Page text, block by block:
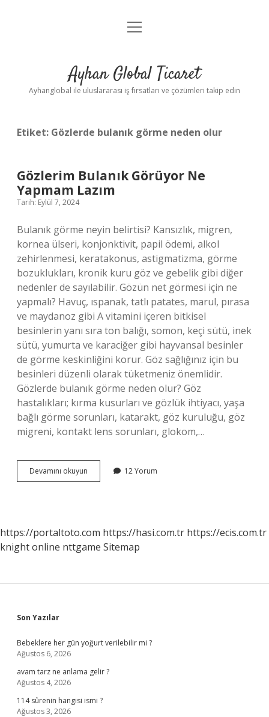
Anasayfa
Yasal Uyarı
menüyü
Ayhan Global Ticaret
Ayhanglobal ile uluslararası iş fırsatları ve çözümleri takip edin
Etiket: Gözlerde bulanık görme neden olur
Gözlerim Bulanık Görüyor Ne
Yapmam Lazım
Tarih: Eylül 7, 2024
Bulanık görme neyin belirtisi? Kansızlık, migren,
kornea ülseri, konjonktivit, papil ödemi, alkol
zehirlenmesi, keratakonus, astigmatizma, görme
bozuklukları, kronik kuru göz ve gebelik gibi diğer
nedenler de sayılabilir. Gözün net görmesi için ne
yapmalı? Havuç, ıspanak, tatlı patates, marul, pırasa
ve maydanoz gibi A vitamini içeren bitkisel
besinlerin yanı sıra ton balığı, somon, keçi sütü, inek
sütü, yumurta ve karaciğer gibi hayvansal besinler
de görme keskinliğini korur. Göz sağlığınız için bu
besinleri düzenli olarak tüketmeniz önemlidir.
Gözlerde bulanık görme neden olur? Göz
hastalıkları; kırma kusurları ve gözlük ihtiyacı, yaşa
bağlı görme sorunları, katarakt, göz kuruluğu, göz
migreni, kontakt lens sorunları, glokom,…
Devamını okuyun Gözlerim
Bulanık
12 Yorum
https://portaltoto.com https://hasi.com.tr https://ecis.com.tr
knight online nttgame Sitemap
Sidebar
Son Yazılar
Bebeklere her gün yoğurt verilebilir mi ?
Ağustos 6, 2026
avam tarz ne anlama gelir ?
Ağustos 4, 2026
114 sûrenin hangisi ismi ?
Ağustos 3, 2026